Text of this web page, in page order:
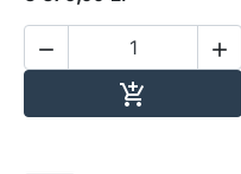
 
